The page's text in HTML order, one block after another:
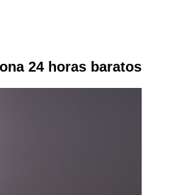
24 horas baratos